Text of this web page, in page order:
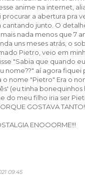
anime na internet,
procurar a abertura pra
cantando junto. O
nada menos que 7
uns meses atrás, o
Pietro, veio em
"Sabia que quando
nome??" aí agora fiquei
o nome "Pietro" Era o
(eu tinha bonequinhos
do meu filho iria ser
GOSTAVA TANTO!
ENOOORME!!!
09:45